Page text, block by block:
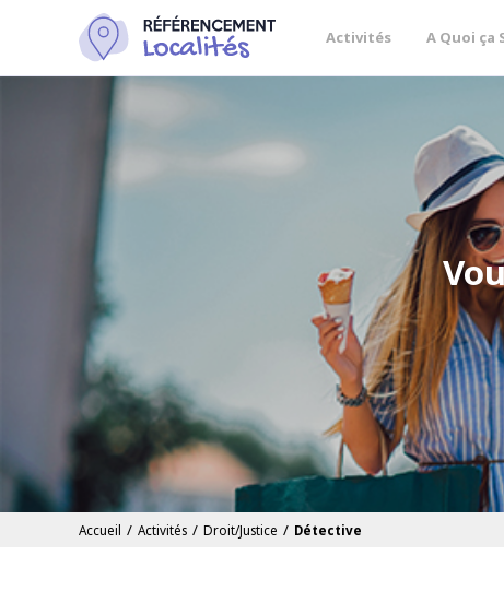
Activités A Quoi ça
Accueil / Activités / Droit/Justice / Détective